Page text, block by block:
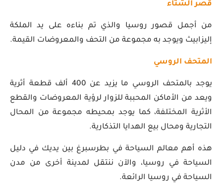
قصر الشتاء
من أجمل قصور روسيا والذي تم بناءه على يد الملكة
إليزابيث ويوجد به مجموعة من التحف والمعروضات القيمة.
المتحف الروسي
يوجد بالمتحف الروسي ما يزيد عن 400 ألف قطعة أثرية
ويعد من الأماكن المحببة للزوار لرؤية المعروضات والقطع
الأثرية المختلفة، كما يوجد بمحيطه مجموعة من المحال
التجارية ومحال بيع الهدايا التذكارية.
هذه أهم معالم السياحة في بطرسبرغ بين يديك في دليل
السياحة في روسيا، والآن ننتقل لمدينة أخرى من مدن
السياحة في روسيا الرائعة.